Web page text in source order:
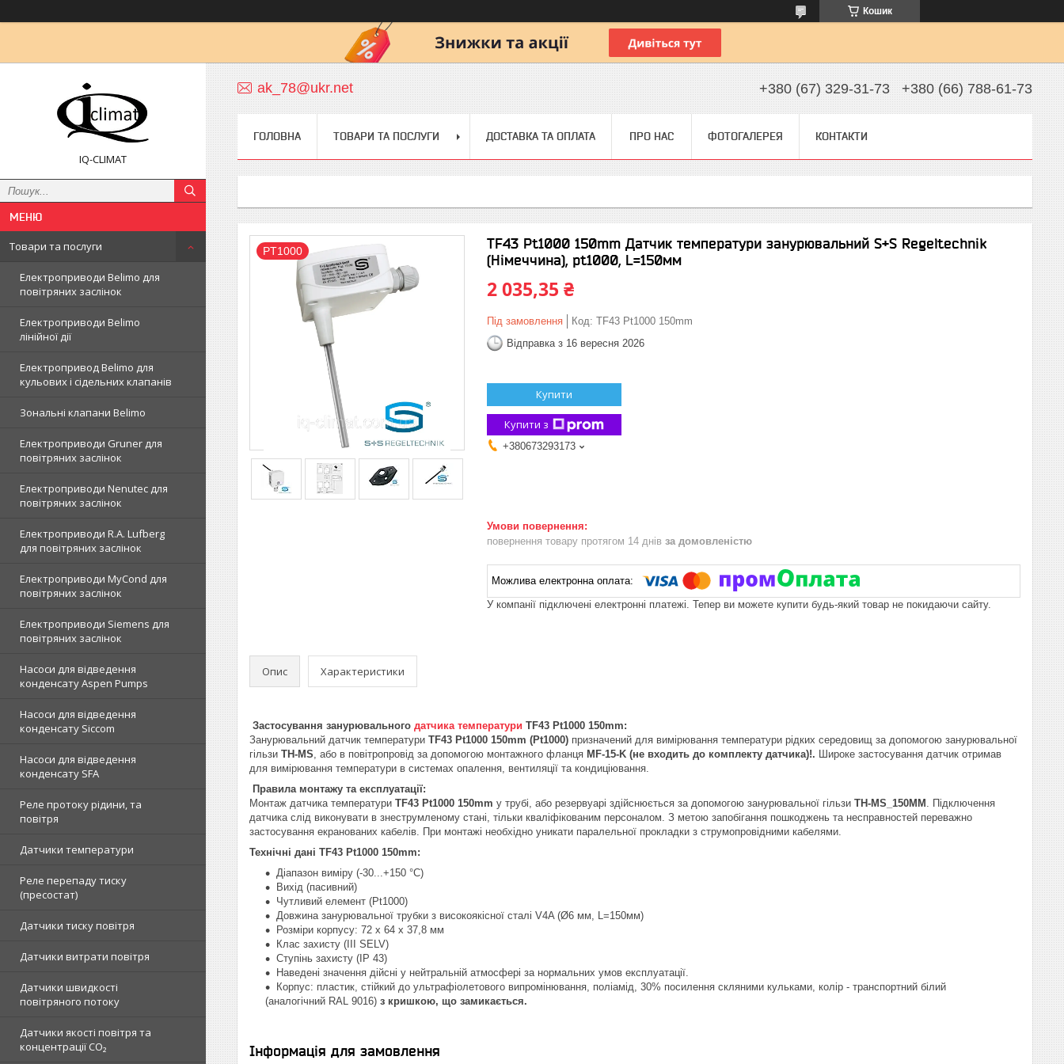
Кошик
IQ-CLIMAT
Товари та послуги
Електроприводи Belimo для
повітряних заслінок
Електроприводи Belimo
лінійної дії
Електропривод Belimo для
кульових і сідельних клапанів
Зональні клапани Belimo
Електроприводи Gruner для
повітряних заслінок
Електроприводи Nenutec для
повітряних заслінок
Електроприводи R.A. Lufberg
для повітряних заслінок
Електроприводи MyCond для
повітряних заслінок
Електроприводи Siemens для
повітряних заслінок
Насоси для відведення
конденсату Aspen Pumps
Насоси для відведення
конденсату Siccom
Насоси для відведення
конденсату SFA
Реле протоку рідини, та
повітря
Датчики температури
Реле перепаду тиску
(пресостат)
Датчики тиску повітря
Датчики витрати повітря
Датчики швидкості
повітряного потоку
Датчики якості повітря та
концентрації CO₂
ak_78@ukr.net +380 (67) 329-31-73 +380 (66) 788-61-73
ГОЛОВНА ТОВАРИ ТА ПОСЛУГИ ДОСТАВКА ТА ОПЛАТА ПРО НАС ФОТОГАЛЕРЕЯ КОНТАКТИ
PT1000
TF43 Pt1000 150mm Датчик температури занурювальний S+S Regeltechnik
(Німеччина), pt1000, L=150мм
2 035,35 ₴
Під замовлення Код: TF43 Pt1000 150mm
Відправка з 16 вересня 2026
Купити
Купити з
+380673293173
повернення товару протягом 14 днів за домовленістю
У компанії підключені електронні платежі. Тепер ви можете купити будь-який товар не покидаючи сайту.
Опис Характеристики
Застосування занурювального датчика температури TF43 Pt1000 150mm:
Занурювальний датчик температури TF43 Pt1000 150mm (Pt1000) призначений для вимірювання температури рідких середовищ за допомогою занурювальної
гільзи TH-MS, або в повітропровід за допомогою монтажного фланця MF-15-K (не входить до комплекту датчика)!. Широке застосування датчик отримав
для вимірювання температури в системах опалення, вентиляції та кондиціювання.
Правила монтажу та експлуатації:
Монтаж датчика температури TF43 Pt1000 150mm у трубі, або резервуарі здійснюється за допомогою занурювальної гільзи TH-MS_150MM . Підключення
датчика слід виконувати в знеструмленому стані, тільки кваліфікованим персоналом. З метою запобігання пошкоджень та несправностей переважно
застосування екранованих кабелів. При монтажі необхідно уникати паралельної прокладки з струмопровідними кабелями.
Технічні дані TF43 Pt1000 150mm:
Діапазон виміру (-30...+150 °С)
Вихід (пасивний)
Чутливий елемент (Pt1000)
Довжина занурювальної трубки з високоякісної сталі V4A (Ø6 мм, L=150мм)
Розміри корпусу: 72 x 64 x 37,8 мм
Клас захисту (III SELV)
Ступінь захисту (IP 43)
Наведені значення дійсні у нейтральній атмосфері за нормальних умов експлуатації.
Корпус: пластик, стійкий до ультрафіолетового випромінювання, поліамід, 30% посилення скляними кульками, колір - транспортний білий
(аналогічний RAL 9016) з кришкою, що замикається.
Інформація для замовлення